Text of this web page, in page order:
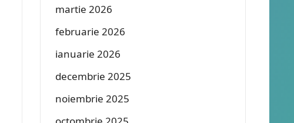
martie 2026
februarie 2026
ianuarie 2026
decembrie 2025
noiembrie 2025